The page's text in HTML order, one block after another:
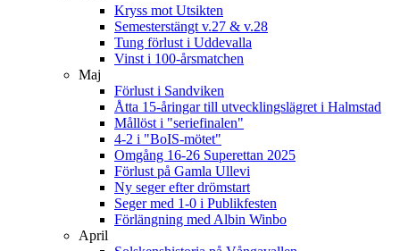
Kryss mot Utsikten
Semesterstängt v.27 & v.28
Tung förlust i Uddevalla
Vinst i 100-årsmatchen
Maj
Förlust i Sandviken
Åtta 15-åringar till utvecklingslägret i Halmstad
Mållöst i "seriefinalen"
4-2 i "BoIS-mötet"
Omgång 16-26 Superettan 2025
Förlust på Gamla Ullevi
Ny seger efter drömstart
Seger med 1-0 i Publikfesten
Förlängning med Albin Winbo
April